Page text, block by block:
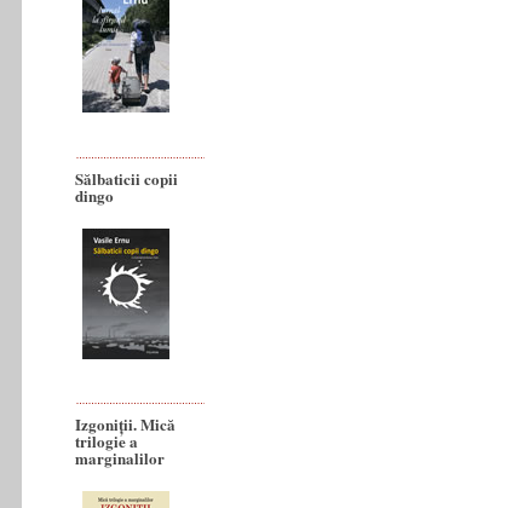
Sălbaticii copii
dingo
Izgoniții. Mică
trilogie a
marginalilor